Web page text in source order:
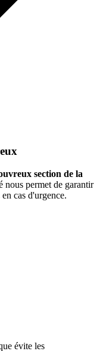
section de la
nous permet de garantir
cas d'urgence.
évite les